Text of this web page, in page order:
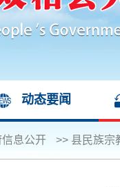
动态要闻
息公开 >> 县民族宗